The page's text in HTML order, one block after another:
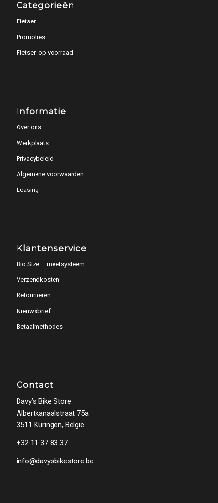
Categorieën
Fietsen
Promoties
Fietsen op voorraad
Informatie
Over ons
Werkplaats
Privacybeleid
Algemene voorwaarden
Leasing
Klantenservice
Bio Size – meetsysteem
Verzendkosten
Retourneren
Nieuwsbrief
Betaalmethodes
Contact
Davy’s Bike Store
Albertkanaalstraat 75a
3511 Kuringen, België
+32 11 37 83 37
info@davysbikestore.be